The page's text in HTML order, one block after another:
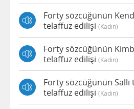
Forty sözcüğünün
telaffuz edilişi (kadın)
Forty sözcüğünün
telaffuz edilişi (kadın)
Forty sözcüğünün Salli
telaffuz edilişi (kadın)